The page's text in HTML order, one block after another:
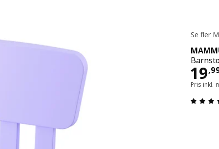
Se fler
19,
Pris
Pris inkl.